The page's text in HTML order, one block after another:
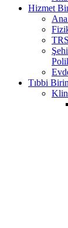
Hizmet
Tıbbi